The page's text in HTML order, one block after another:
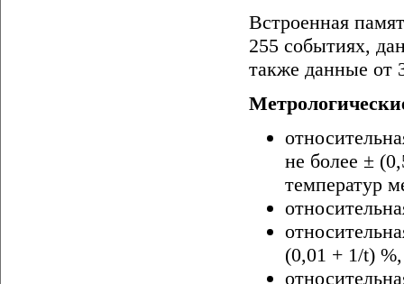
Встроенная
255 событиях,
также данные от
не более ±
температур
(0,01 + 1/t)